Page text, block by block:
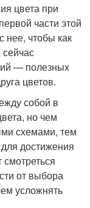
цвета при
части этой
нее, чтобы как
— полезных
цветов.
собой в
но чем
схемами, тем
достижения
от выбора
усложнять